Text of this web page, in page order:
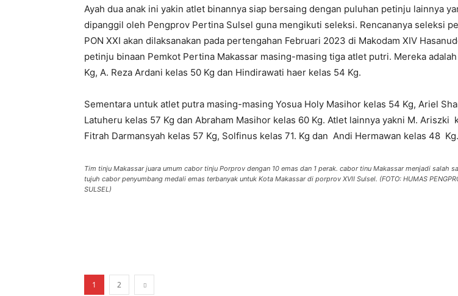
Ayah dua anak ini yakin atlet binannya siap bersaing dengan puluhan petinju lainnya
dipanggil oleh Pengprov Pertina Sulsel guna mengikuti seleksi. Rencananya seleksi
PON XXI akan dilaksanakan pada pertengahan Februari 2023 di Makodam XIV
petinju binaan Pemkot Pertina Makassar masing-masing tiga atlet putri. Mereka
Kg, A. Reza Ardani kelas 50 Kg dan Hindirawati haer kelas 54 Kg.
Sementara untuk atlet putra masing-masing Yosua Holy Masihor kelas 54 Kg, Ariel
Latuheru kelas 57 Kg dan Abraham Masihor kelas 60 Kg. Atlet lainnya yakni M. Ariszki
Fitrah Darmansyah kelas 57 Kg, Solfinus kelas 71. Kg dan Andi Hermawan kelas 48 Kg.
Tim tinju Makassar juara umum cabor tinju Porprov dengan 10 emas dan 1 perak. cabor tinu Makassar menjadi salah
tujuh cabor penyumbang medali emas terbanyak untuk Kota Makassar di porprov XVII Sulsel. (FOTO: HUMAS
SULSEL)
1 2